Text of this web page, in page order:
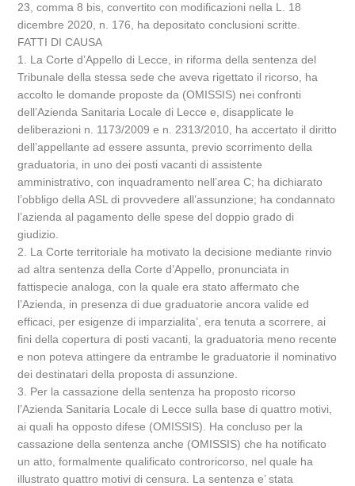
23, comma 8 bis, convertito con modificazioni nella L. 18
dicembre 2020, n. 176, ha depositato conclusioni scritte.
FATTI DI CAUSA
1. La Corte d’Appello di Lecce, in riforma della sentenza del
Tribunale della stessa sede che aveva rigettato il ricorso, ha
accolto le domande proposte da (OMISSIS) nei confronti
dell’Azienda Sanitaria Locale di Lecce e, disapplicate le
deliberazioni n. 1173/2009 e n. 2313/2010, ha accertato il diritto
dell’appellante ad essere assunta, previo scorrimento della
graduatoria, in uno dei posti vacanti di assistente
amministrativo, con inquadramento nell’area C; ha dichiarato
l’obbligo della ASL di provvedere all’assunzione; ha condannato
l’azienda al pagamento delle spese del doppio grado di
giudizio.
2. La Corte territoriale ha motivato la decisione mediante rinvio
ad altra sentenza della Corte d’Appello, pronunciata in
fattispecie analoga, con la quale era stato affermato che
l’Azienda, in presenza di due graduatorie ancora valide ed
efficaci, per esigenze di imparzialita’, era tenuta a scorrere, ai
fini della copertura di posti vacanti, la graduatoria meno recente
e non poteva attingere da entrambe le graduatorie il nominativo
dei destinatari della proposta di assunzione.
3. Per la cassazione della sentenza ha proposto ricorso
l’Azienda Sanitaria Locale di Lecce sulla base di quattro motivi,
ai quali ha opposto difese (OMISSIS). Ha concluso per la
cassazione della sentenza anche (OMISSIS) che ha notificato
un atto, formalmente qualificato controricorso, nel quale ha
illustrato quattro motivi di censura. La sentenza e’ stata